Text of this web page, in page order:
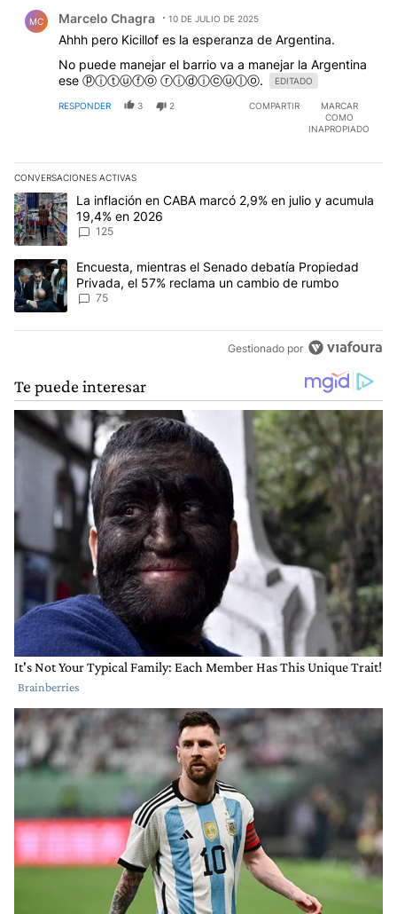
MC Marcelo Chagra 10 DE JULIO DE 2025
Ahhh pero Kicillof es la esperanza de Argentina.
No puede manejar el barrio va a manejar la Argentina
ese ⓟⓘⓣⓤⓕⓞ ⓡⓘⓓⓘⓒⓤⓛⓞ.
EDITADO
RESPONDER 3 2 COMPARTIR
MARCAR
COMO
INAPROPIADO
CONVERSACIONES ACTIVAS
Este listado muestra los artículos con más comentarios en los
Un artículo de tendencia con el título "La inflación en CABA
La inflación en CABA marcó 2,9% en julio y acumula
19,4% en 2026
125
Un artículo de tendencia con el título "Encuesta, mientras el
Encuesta, mientras el Senado debatía Propiedad
Privada, el 57% reclama un cambio de rumbo
75
Gestionado por